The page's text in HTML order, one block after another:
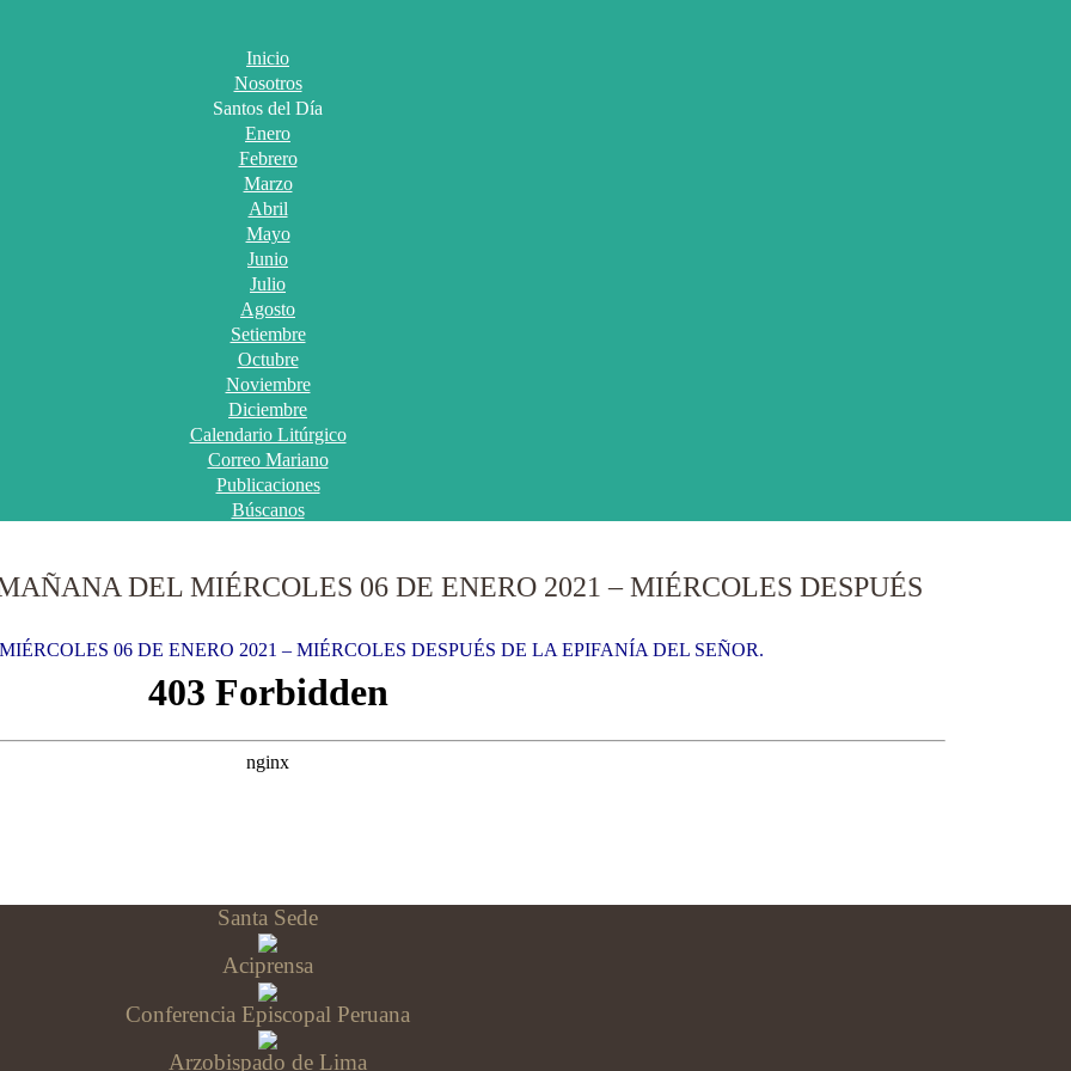
Inicio
Nosotros
Santos del Día
Enero
Febrero
Marzo
Abril
Mayo
Junio
Julio
Agosto
Setiembre
Octubre
Noviembre
Diciembre
Calendario Litúrgico
Correo Mariano
Publicaciones
Búscanos
DEL MIÉRCOLES 06 DE ENERO 2021 – MIÉRCOLES DESPUÉS
06 DE ENERO 2021 – MIÉRCOLES DESPUÉS DE LA EPIFANÍA DEL SEÑOR.
Santa Sede
Aciprensa
Conferencia Episcopal Peruana
Arzobispado de Lima